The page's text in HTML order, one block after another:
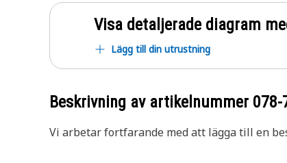
Visa detaljerade diagram
Lägg till din utrustning
Beskrivning av artikelnummer 078-
Vi arbetar fortfarande med att lägga till en